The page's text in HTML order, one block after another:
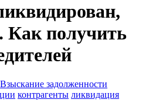
Как получить
Взыскание задолженности
контрагенты ликвидация